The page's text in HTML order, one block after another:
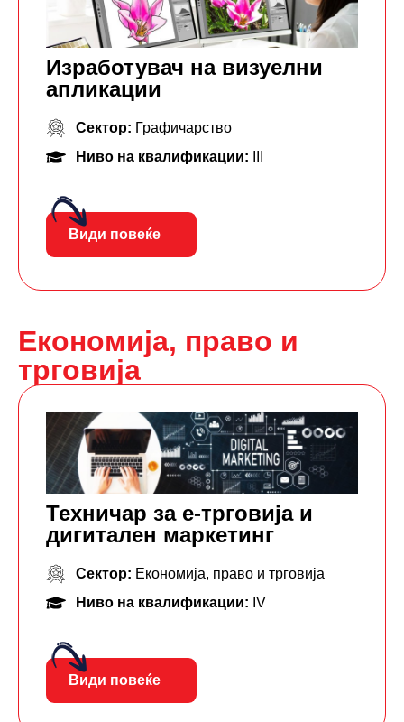
Изработувач на визуелни
апликации
Сектор: Графичарство
Ниво на квалификации:
Види повеќе
Економија, право и
трговија
Техничар за е-трговија и
дигитален маркетинг
Сектор: Економија, право и трговија
Ниво на квалификации: IV
Види повеќе